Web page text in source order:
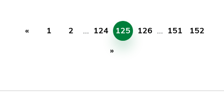
« 1 2 ... 124 125 126 ... 151
152
»